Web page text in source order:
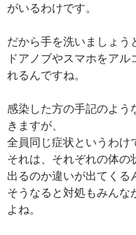
がいるわけです。
だから手を洗いましょう
ドアノブやスマホをア
れるんですね。
感染した方の手記のよう
きますが、
全員同じ症状というわけ
それは、それぞれの体の
出るのか違いが出てくる
そうなると対処もみんな
よね。